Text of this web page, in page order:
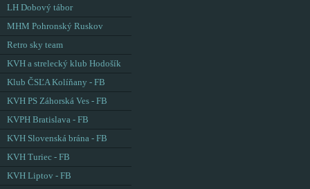
LH Dobový tábor
MHM Pohronský Ruskov
Retro sky team
KVH a strelecký klub Hodošík
Klub ČSĽA Kolíňany - FB
KVH PS Záhorská Ves - FB
KVPH Bratislava - FB
KVH Slovenská brána - FB
KVH Turiec - FB
KVH Liptov - FB